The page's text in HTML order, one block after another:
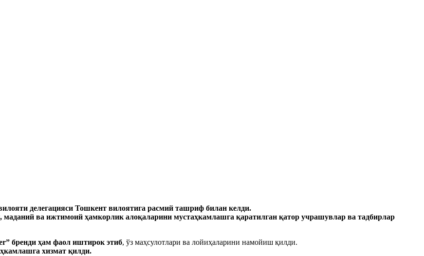
делегацияси Тошкент вилоятига расмий ташриф билан келди.
маданий ва ижтимоий ҳамкорлик алоқаларини мустаҳкамлашга қаратилган қатор учрашувлар ва тадбирлар
бренди ҳам фаол иштирок этиб, ўз маҳсулотлари ва лойиҳаларини намойиш қилди.
хизмат қилди.